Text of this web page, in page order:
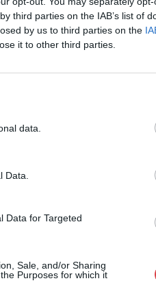
third parties on the IAB’s list of
by us to third parties on the
it to other third parties.
data.
Data.
Data for Targeted
Sale, and/or Sharing
Purposes for which it
Cím: Törő
Biksady
1055,